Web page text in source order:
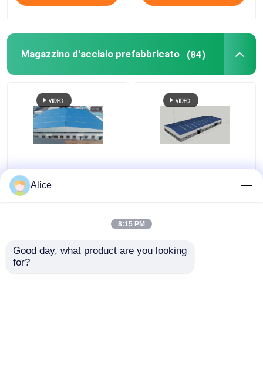
Magazzino d'acciaio prefabbricato (84)
Costruzioni d'acciaio
prefabbricate
industriali del
ODM prefabbricato
struttura d'acciaio
Alice
8:15 PM
Good day, what product are you looking
for?